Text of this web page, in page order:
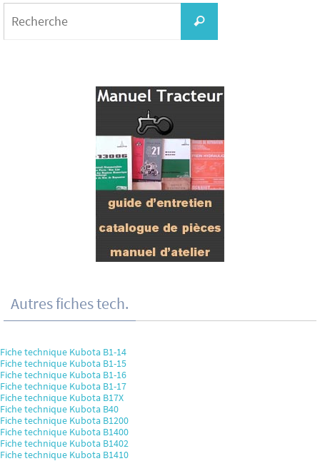
Recherche
Autres fiches tech.
Fiche technique Kubota B1-14
Fiche technique Kubota B1-15
Fiche technique Kubota B1-16
Fiche technique Kubota B1-17
Fiche technique Kubota B17X
Fiche technique Kubota B40
Fiche technique Kubota B1200
Fiche technique Kubota B1400
Fiche technique Kubota B1402
Fiche technique Kubota B1410